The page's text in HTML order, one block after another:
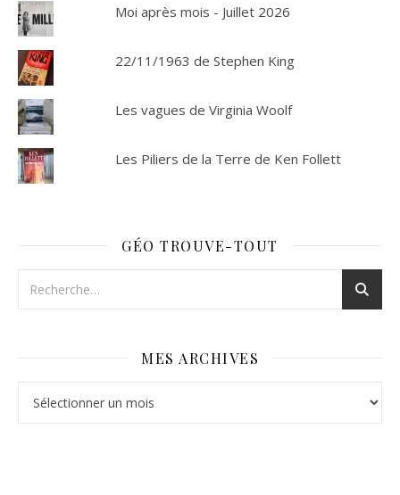
Moi après mois - Juillet 2026
22/11/1963 de Stephen King
Les vagues de Virginia Woolf
Les Piliers de la Terre de Ken Follett
GÉO TROUVE-TOUT
MES ARCHIVES